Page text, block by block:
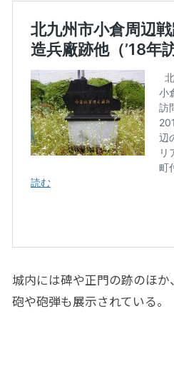
城内には碑や正門の跡のほか、
砲や砲弾も展示されている。